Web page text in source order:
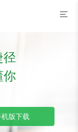
径
你
机版下载